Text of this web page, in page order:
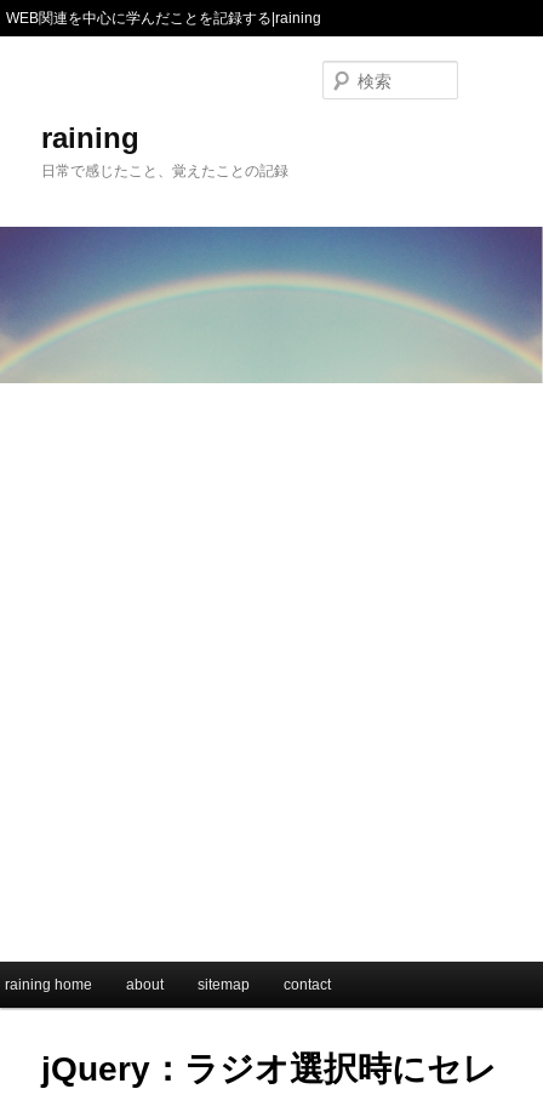
WEB関連を中心に学んだことを記録する|raining
raining
日常で感じたこと、覚えたことの記録
メインコンテンツへ移動
サブコンテンツへ移動
raining home about sitemap contact
jQuery：ラジオ選択時にセレ